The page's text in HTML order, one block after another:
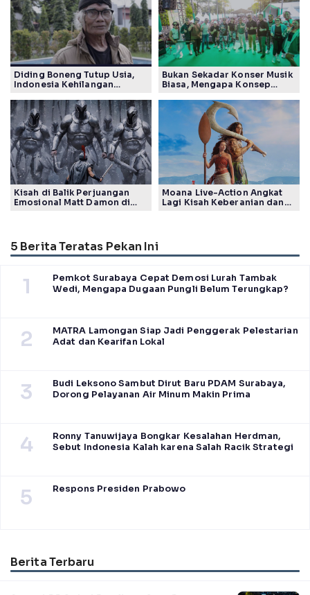
Diding Boneng Tutup Usia,
Indonesia Kehilangan
Generasi
Bukan Sekadar Konser Musik
Biasa, Mengapa Konsep
Tuai Pujian Banyak Pihak
Kisah di Balik Perjuangan
Emosional Matt Damon di
Moana Live-Action Angkat
Lagi Kisah Keberanian dan
5 Berita Teratas Pekan Ini
1
Pemkot Surabaya Cepat Demosi Lurah Tambak
Wedi, Mengapa Dugaan Pungli Belum Terungkap?
2
MATRA Lamongan Siap Jadi Penggerak Pelestarian
Adat dan Kearifan Lokal
3
Budi Leksono Sambut Dirut Baru PDAM Surabaya,
Dorong Pelayanan Air Minum Makin Prima
4
Ronny Tanuwijaya Bongkar Kesalahan Herdman,
Sebut Indonesia Kalah karena Salah Racik Strategi
5 Respons Presiden Prabowo
Berita Terbaru